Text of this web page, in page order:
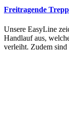
Freitragende
Unsere EasyLine
Handlauf aus,
verleiht. Zudem sind